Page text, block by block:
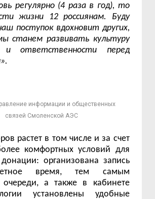
регулярно (4 раза в год), то
жизни 12 россиянам. Буду
поступок вдохновит других,
станем развивать культуру
и ответственности перед
информации и общественных
связей Смоленской АЭС
растет в том числе и за счет
комфортных условий для
организована запись
время, тем самым
очереди, а также в кабинете
установлены удобные